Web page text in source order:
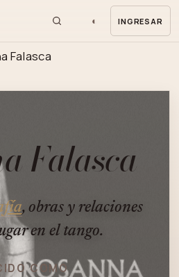
◐ INGRESAR
Falasca
Falasca
, obras y relaciones
en el tango.
COMO